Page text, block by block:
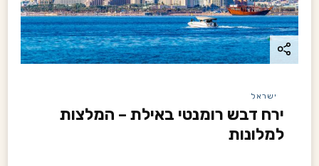
ישראל
ירח דבש רומנטי באילת – המלצות
למלונות